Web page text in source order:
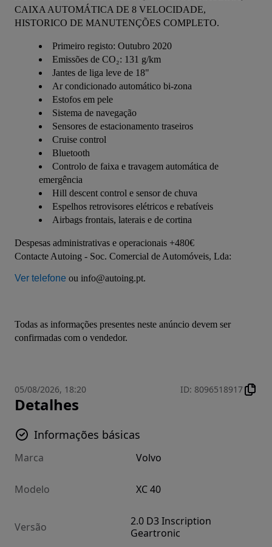
CAIXA AUTOMÁTICA DE 8 VELOCIDADE,
HISTORICO DE MANUTENÇÕES COMPLETO.
Primeiro registo: Outubro 2020
Emissões de CO₂: 131 g/km
Jantes de liga leve de 18"
Ar condicionado automático bi-zona
Estofos em pele
Sistema de navegação
Sensores de estacionamento traseiros
Cruise control
Bluetooth
Controlo de faixa e travagem automática de
emergência
Hill descent control e sensor de chuva
Espelhos retrovisores elétricos e rebatíveis
Airbags frontais, laterais e de cortina
Despesas administrativas e operacionais +480€
Contacte Autoing - Soc. Comercial de Automóveis, Lda:
Ver telefone ou info@autoing.pt.
Todas as informações presentes neste anúncio devem ser
confirmadas com o vendedor.
05/08/2026, 18:20 ID: 8096518917
Detalhes
Informações básicas
Marca Volvo
Modelo XC 40
Versão
2.0 D3 Inscription
Geartronic